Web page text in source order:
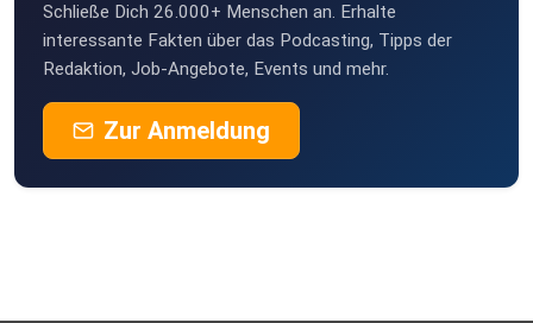
Schließe Dich 26.000+ Menschen an. Erhalte
interessante Fakten über das Podcasting, Tipps der
Redaktion, Job-Angebote, Events und mehr.
Zur Anmeldung